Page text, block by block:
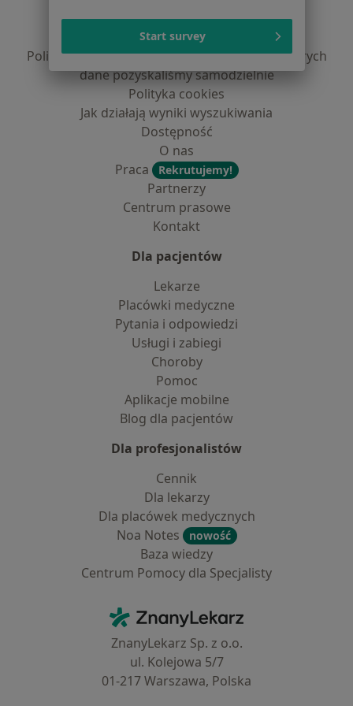
Polityka prywatności pacjentów
Polityka prywatności profesjonalistów
Polityka prywatności dla profesjonalistów, których
dane pozyskaliśmy samodzielnie
Polityka cookies
Jak działają wyniki wyszukiwania
Dostępność
O nas
Praca
Rekrutujemy!
Partnerzy
Centrum prasowe
Kontakt
Dla pacjentów
Lekarze
Placówki medyczne
Pytania i odpowiedzi
Usługi i zabiegi
Choroby
Pomoc
Aplikacje mobilne
Blog dla pacjentów
Dla profesjonalistów
Cennik
Dla lekarzy
Dla placówek medycznych
Noa Notes
nowość
Baza wiedzy
Centrum Pomocy dla Specjalisty
ZnanyLekarz - Strona główna
ZnanyLekarz Sp. z o.o.
ul. Kolejowa 5/7
01-217 Warszawa, Polska
Start survey